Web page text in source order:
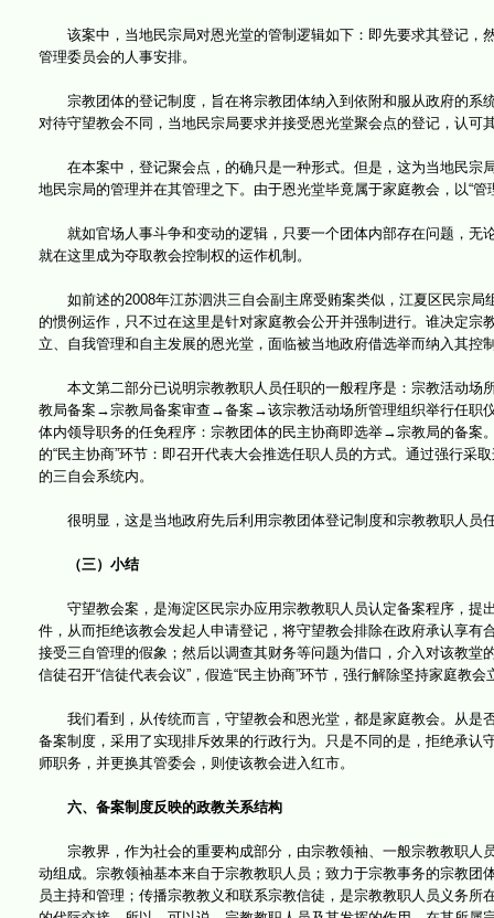
该案中，当地民宗局对恩光堂的管制逻辑如下：即先要求其登记，
管理委员会的人事安排。
宗教团体的登记制度，旨在将宗教团体纳入到依附和服从政府的系
对待守望教会不同，当地民宗局要求并接受恩光堂聚会点的登记，认
在本案中，登记聚会点，的确只是一种形式。但是，这为当地民宗
地民宗局的管理并在其管理之下。由于恩光堂毕竟属于家庭教会，以“
就如官场人事斗争和变动的逻辑，只要一个团体内部存在问题，无论
就在这里成为夺取教会控制权的运作机制。
如前述的2008年江苏泗洪三自会副主席受贿案类似，江夏区民宗局
的惯例运作，只不过在这里是针对家庭教会公开并强制进行。谁决定
立、自我管理和自主发展的恩光堂，面临被当地政府借选举而纳入其控
本文第二部分已说明宗教教职人员任职的一般程序是：宗教活动场
教局备案→宗教局备案审查→备案→该宗教活动场所管理组织举行任职
体内领导职务的任免程序：宗教团体的民主协商即选举→宗教局的备案
的“民主协商”环节：即召开代表大会推选任职人员的方式。通过强行
的三自会系统内。
很明显，这是当地政府先后利用宗教团体登记制度和宗教教职人员
（三）小结
守望教会案，是海淀区民宗办应用宗教教职人员认定备案程序，提
件，从而拒绝该教会发起人申请登记，将守望教会排除在政府承认享
接受三自管理的假象；然后以调查其财务等问题为借口，介入对该教
信徒召开“信徒代表会议”，假造“民主协商”环节，强行解除坚持家庭教
我们看到，从传统而言，守望教会和恩光堂，都是家庭教会。从是
备案制度，采用了实现排斥效果的行政行为。只是不同的是，拒绝承
师职务，并更换其管委会，则使该教会进入红市。
六、备案制度反映的政教关系结构
宗教界，作为社会的重要构成部分，由宗教领袖、一般宗教教职人
动组成。宗教领袖基本来自于宗教教职人员；致力于宗教事务的宗教
员主持和管理；传播宗教教义和联系宗教信徒，是宗教教职人员义务